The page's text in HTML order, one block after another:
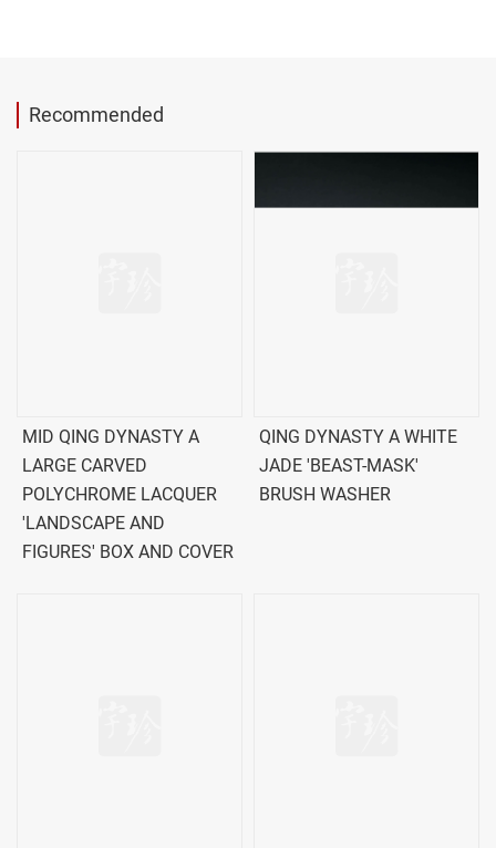
Recommended
MID QING DYNASTY A
LARGE CARVED
POLYCHROME LACQUER
'LANDSCAPE AND
FIGURES' BOX AND COVER
QING DYNASTY A WHITE
JADE 'BEAST-MASK'
BRUSH WASHER